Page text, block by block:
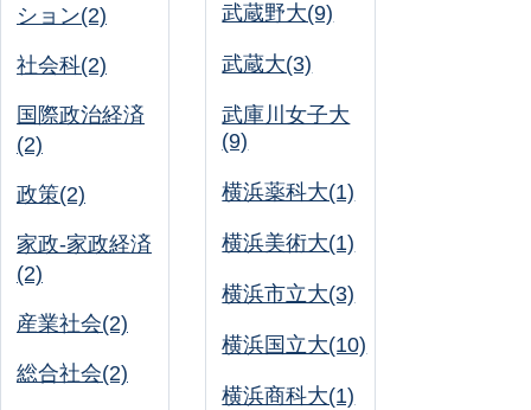
ション(2)
社会科(2)
国際政治経済
(2)
政策(2)
家政-家政経済
(2)
産業社会(2)
総合社会(2)
武蔵野大(9)
武蔵大(3)
武庫川女子大
(9)
横浜薬科大(1)
横浜美術大(1)
横浜市立大(3)
横浜国立大(10)
横浜商科大(1)